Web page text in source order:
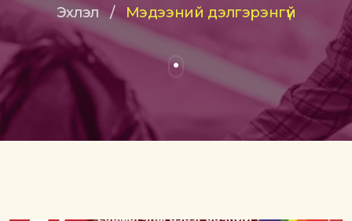
Эхлэл / Мэдээний дэлгэрэнгүй